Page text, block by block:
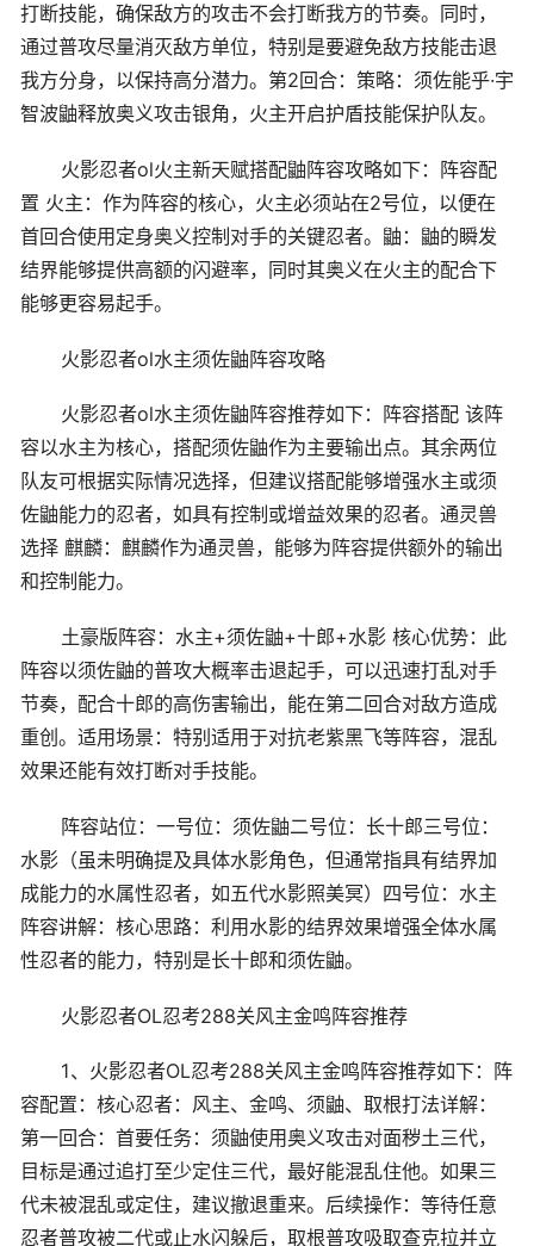
打断技能，确保敌方的攻击不会打断我方的节奏。同时，
通过普攻尽量消灭敌方单位，特别是要避免敌方技能击退
我方分身，以保持高分潜力。第2回合：策略：须佐能乎·宇
智波鼬释放奥义攻击银角，火主开启护盾技能保护队友。
火影忍者ol火主新天赋搭配鼬阵容攻略如下：阵容配
置 火主：作为阵容的核心，火主必须站在2号位，以便在
首回合使用定身奥义控制对手的关键忍者。鼬：鼬的瞬发
结界能够提供高额的闪避率，同时其奥义在火主的配合下
能够更容易起手。
火影忍者ol水主须佐鼬阵容攻略
火影忍者ol水主须佐鼬阵容推荐如下：阵容搭配 该阵
容以水主为核心，搭配须佐鼬作为主要输出点。其余两位
队友可根据实际情况选择，但建议搭配能够增强水主或须
佐鼬能力的忍者，如具有控制或增益效果的忍者。通灵兽
选择 麒麟：麒麟作为通灵兽，能够为阵容提供额外的输出
和控制能力。
土豪版阵容：水主+须佐鼬+十郎+水影 核心优势：此
阵容以须佐鼬的普攻大概率击退起手，可以迅速打乱对手
节奏，配合十郎的高伤害输出，能在第二回合对敌方造成
重创。适用场景：特别适用于对抗老紫黑飞等阵容，混乱
效果还能有效打断对手技能。
阵容站位：一号位：须佐鼬二号位：长十郎三号位：
水影（虽未明确提及具体水影角色，但通常指具有结界加
成能力的水属性忍者，如五代水影照美冥）四号位：水主
阵容讲解：核心思路：利用水影的结界效果增强全体水属
性忍者的能力，特别是长十郎和须佐鼬。
火影忍者OL忍考288关风主金鸣阵容推荐
1、火影忍者OL忍考288关风主金鸣阵容推荐如下：阵
容配置：核心忍者：风主、金鸣、须鼬、取根打法详解：
第一回合：首要任务：须鼬使用奥义攻击对面秽土三代，
目标是通过追打至少定住三代，最好能混乱住他。如果三
代未被混乱或定住，建议撤退重来。后续操作：等待任意
忍者普攻被二代或止水闪躲后，取根普攻吸取查克拉并立